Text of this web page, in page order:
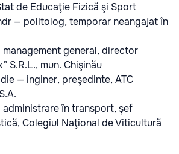
de Educaţie Fizică şi Sport
— politolog, temporar neangajat în
general, director
S.R.L., mun. Chişinău
— inginer, preşedinte, ATC
administrare în transport, şef
Colegiul Naţional de Viticultură